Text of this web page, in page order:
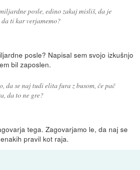
posle, edino zakaj misliš, da je
ti kar verjamemo?
posle? Napisal sem svojo izkušnjo
bil zaposlen.
da se naj tudi elita fura z busom, če pač
da to ne gre?
tega. Zagovarjamo le, da naj se
pravil kot raja.